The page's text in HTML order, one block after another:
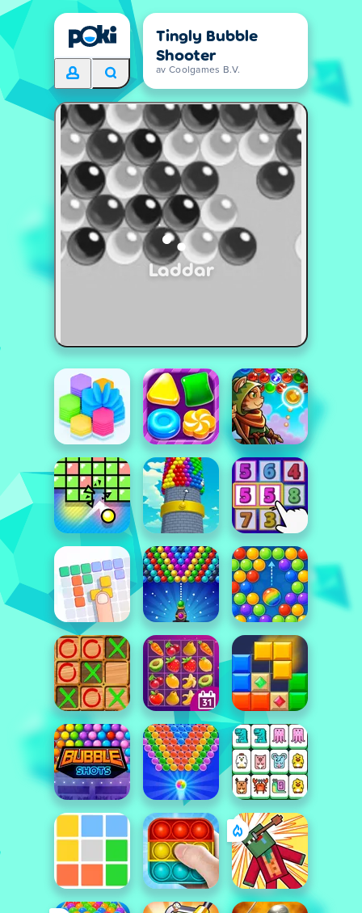
Tingly Bubble
Shooter
av Coolgames B.V.
Laddar